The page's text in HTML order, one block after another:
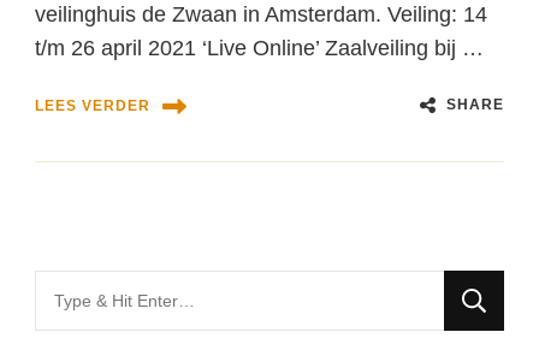
veilinghuis de Zwaan in Amsterdam. Veiling: 14
t/m 26 april 2021 ‘Live Online’ Zaalveiling bij …
LEES VERDER SHARE
for